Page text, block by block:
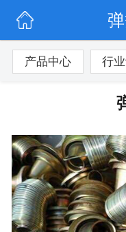
产品中心 行